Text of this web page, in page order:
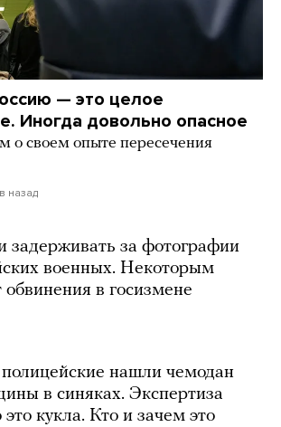
— это целое
Иногда довольно опасное
о своем опыте пересечения
назад
задерживать за фотографии
военных. Некоторым
в госизмене
нашли чемодан
в синяках. Экспертиза
это кукла. Кто и зачем это